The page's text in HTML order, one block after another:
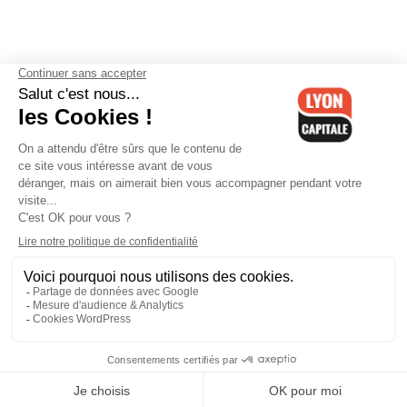
Contactez-nous-Mentions légales-CGV-Politique de
confidentialité-Gestion des cookies
Cedex 06